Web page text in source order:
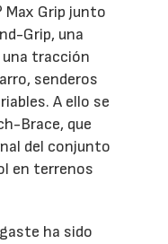
Grip junto
Grip, una
tracción
senderos
A ello se
Brace, que
del conjunto
en terrenos
ha sido